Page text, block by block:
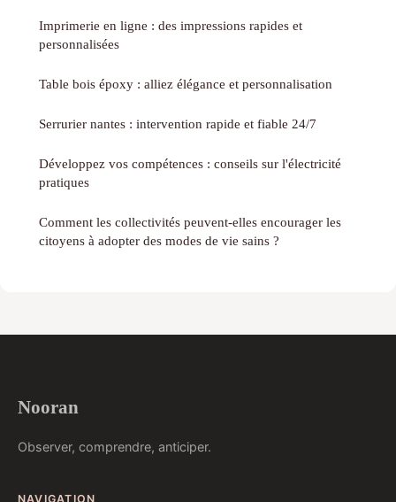
Imprimerie en ligne : des impressions rapides et
personnalisées
Table bois époxy : alliez élégance et personnalisation
Serrurier nantes : intervention rapide et fiable 24/7
Développez vos compétences : conseils sur l'électricité
pratiques
Comment les collectivités peuvent-elles encourager les
citoyens à adopter des modes de vie sains ?
Nooran
Observer, comprendre, anticiper.
NAVIGATION